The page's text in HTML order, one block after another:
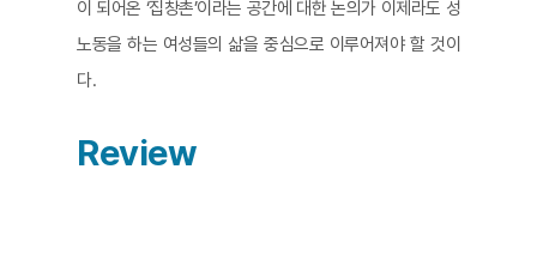
이 되어온 ‘집창촌’이라는 공간에 대한 논의가 이제라도 성
노동을 하는 여성들의 삶을 중심으로 이루어져야 할 것이
다.
Review